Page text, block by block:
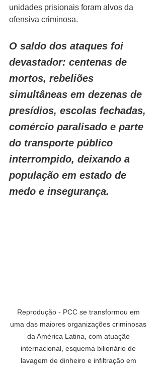
unidades prisionais foram alvos da
ofensiva criminosa.
O saldo dos ataques foi
devastador: centenas de
mortos, rebeliões
simultâneas em dezenas de
presídios, escolas fechadas,
comércio paralisado e parte
do transporte público
interrompido, deixando a
população em estado de
medo e insegurança.
Reprodução - PCC se transformou em
uma das maiores organizações criminosas
da América Latina, com atuação
internacional, esquema bilionário de
lavagem de dinheiro e infiltração em